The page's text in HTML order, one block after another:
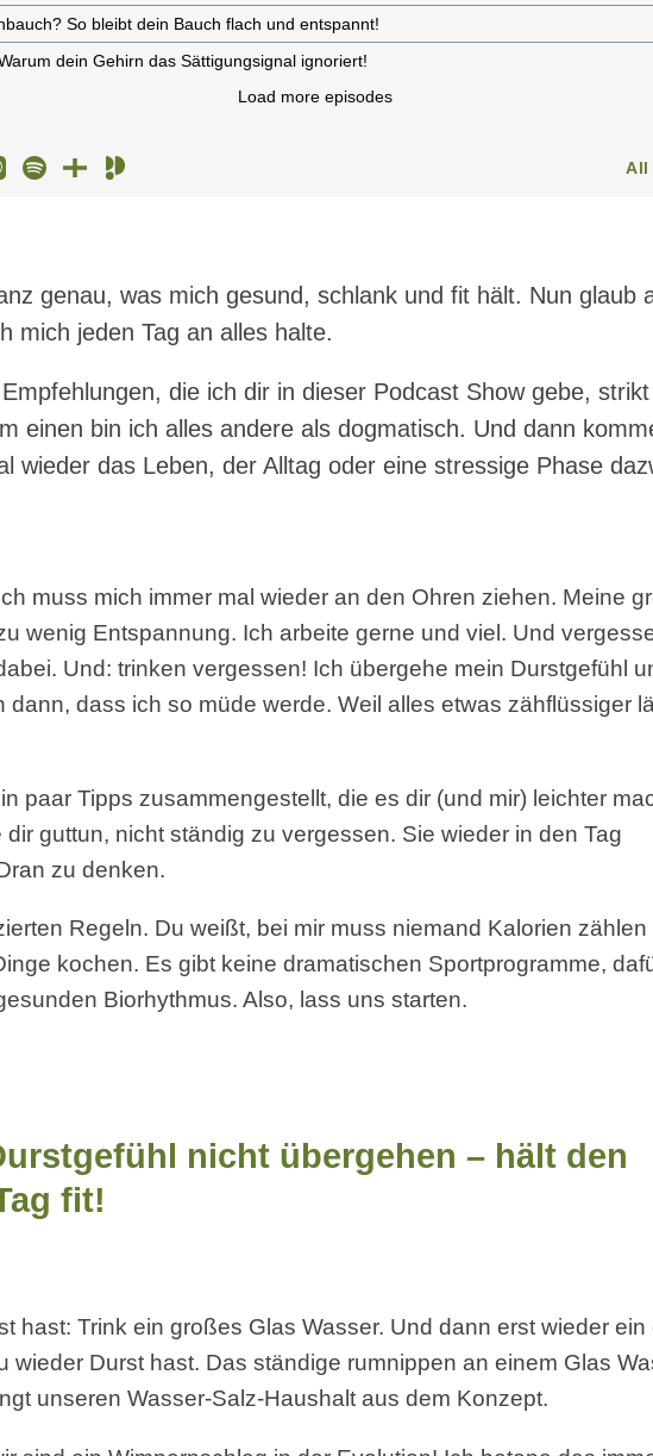
genau, was mich gesund, schlank und fit hält. Nun glaub
mich jeden Tag an alles halte.
die ich dir in dieser Podcast Show gebe, strikt
einen bin ich alles andere als dogmatisch. Und dann
wieder das Leben, der Alltag oder eine stressige Phase
muss mich immer mal wieder an den Ohren ziehen. Meine
wenig Entspannung. Ich arbeite gerne und viel. Und
Und: trinken vergessen! Ich übergehe mein Durstgefühl
dann, dass ich so müde werde. Weil alles etwas zähflüssiger
paar Tipps zusammengestellt, die es dir (und mir) leichter
dir guttun, nicht ständig zu vergessen. Sie wieder in den Tag
zu denken.
Regeln. Du weißt, bei mir muss niemand Kalorien zählen
kochen. Es gibt keine dramatischen Sportprogramme,
Biorhythmus. Also, lass uns starten.
nicht übergehen – hält den
fit!
hast: Trink ein großes Glas Wasser. Und dann erst wieder
wieder Durst hast. Das ständige rumnippen an einem Glas
unseren Wasser-Salz-Haushalt aus dem Konzept.